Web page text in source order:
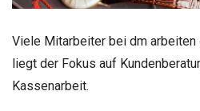
Viele Mitarbeiter bei dm arbeiten
liegt der Fokus auf
Kassenarbeit.